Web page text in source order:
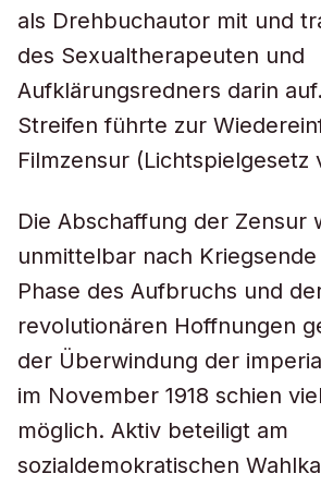
als Drehbuchautor mit und
des Sexualtherapeuten und
Aufklärungsredners darin
Streifen führte zur
Filmzensur (Lichtspielgesetz
Die Abschaffung der Zensur
unmittelbar nach
Phase des Aufbruchs und
revolutionären Hoffnungen
der Überwindung der
im November 1918 schien
möglich. Aktiv beteiligt am
sozialdemokratischen